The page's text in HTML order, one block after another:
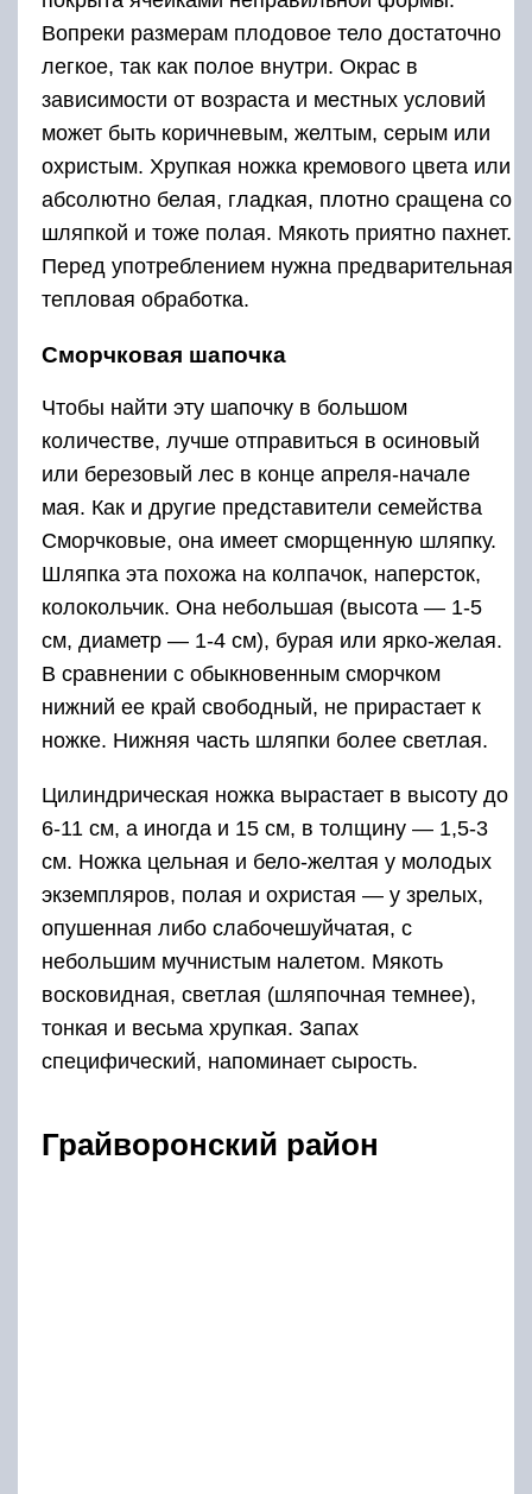
Вопреки размерам плодовое тело достаточно
легкое, так как полое внутри. Окрас в
зависимости от возраста и местных условий
может быть коричневым, желтым, серым или
охристым. Хрупкая ножка кремового цвета или
абсолютно белая, гладкая, плотно сращена со
шляпкой и тоже полая. Мякоть приятно пахнет.
Перед употреблением нужна предварительная
тепловая обработка.
Сморчковая шапочка
Чтобы найти эту шапочку в большом
количестве, лучше отправиться в осиновый
или березовый лес в конце апреля-начале
мая. Как и другие представители семейства
Сморчковые, она имеет сморщенную шляпку.
Шляпка эта похожа на колпачок, наперсток,
колокольчик. Она небольшая (высота — 1-5
см, диаметр — 1-4 см), бурая или ярко-желая.
В сравнении с обыкновенным сморчком
нижний ее край свободный, не прирастает к
ножке. Нижняя часть шляпки более светлая.
Цилиндрическая ножка вырастает в высоту до
6-11 см, а иногда и 15 см, в толщину — 1,5-3
см. Ножка цельная и бело-желтая у молодых
экземпляров, полая и охристая — у зрелых,
опушенная либо слабочешуйчатая, с
небольшим мучнистым налетом. Мякоть
восковидная, светлая (шляпочная темнее),
тонкая и весьма хрупкая. Запах
специфический, напоминает сырость.
Грайворонский район